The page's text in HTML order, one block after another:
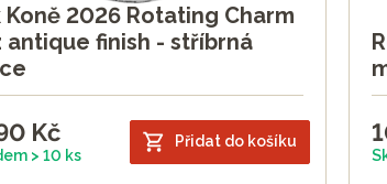
Koně 2026 Rotating Charm
antique finish - stříbrná
Kč
> 10 ks
Přidat do košíku